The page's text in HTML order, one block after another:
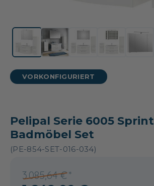
VORKONFIGURIERT
Pelipal Serie 6005 Sprint
Badmöbel Set
(PE-854-SET-016-034)
3.085,64 €